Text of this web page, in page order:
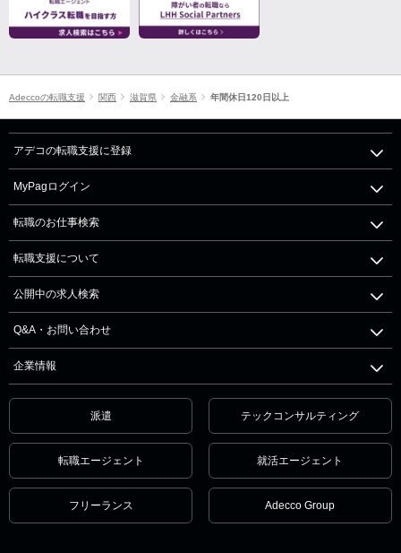
Adeccoの転職支援 関西 滋賀県 金融系 年間休日120日以上
アデコの転職支援に登録
MyPagログイン
転職のお仕事検索
転職支援について
公開中の求人検索
Q&A・お問い合わせ
企業情報
派遣 テックコンサルティング
転職エージェント 就活エージェント
フリーランス Adecco Group